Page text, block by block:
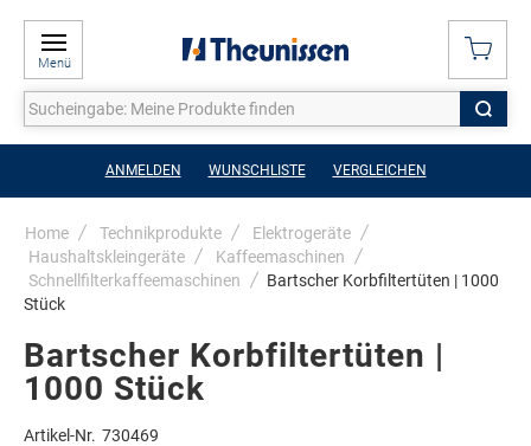
Menü
ANMELDEN WUNSCHLISTE VERGLEICHEN
Home Technikprodukte
Elektrogeräte
Haushaltskleingeräte
Kaffeemaschinen
Schnellfilterkaffeemaschinen
Bartscher Korbfiltertüten | 1000
Stück
Bartscher Korbfiltertüten |
1000 Stück
Artikel-Nr. 730469